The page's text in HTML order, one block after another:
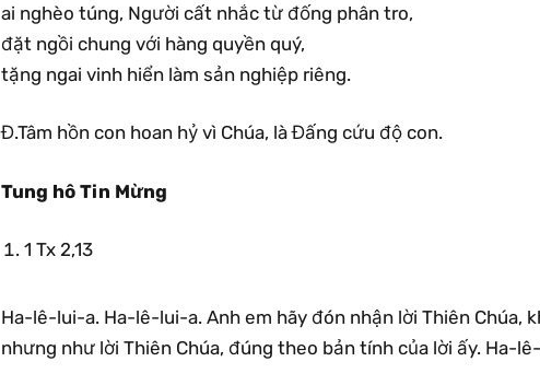
ai nghèo túng, Người cất nhắc từ đống phân tro,
đặt ngồi chung với hàng quyền quý,
tặng ngai vinh hiển làm sản nghiệp riêng.
Đ.Tâm hồn con hoan hỷ vì Chúa, là Đấng cứu độ con.
Tung hô Tin Mừng
1 Tx 2,13
Ha-lê-lui-a. Ha-lê-lui-a. Anh em hãy đón nhận lời Thiên Chúa,
nhưng như lời Thiên Chúa, đúng theo bản tính của lời ấy. Ha-